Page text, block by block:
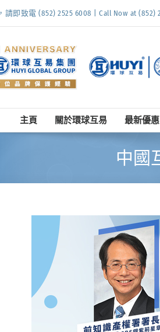
即致電 (852) 2525 6008 | Call Now at (852)
主頁 關於環球互易 最新優惠
中國